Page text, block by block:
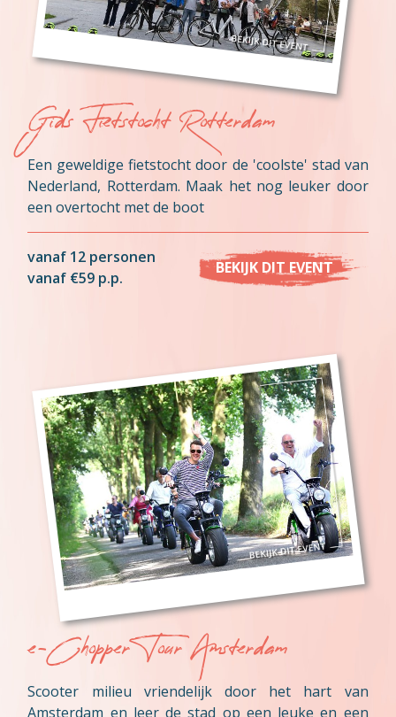
Gids Fietstocht Rotterdam
Een geweldige fietstocht door de 'coolste' stad van
Nederland, Rotterdam. Maak het nog leuker door
een overtocht met de boot
vanaf 12 personen
vanaf €59 p.p.
BEKIJK DIT EVENT
e-Chopper Tour Amsterdam
Scooter milieu vriendelijk door het hart van
Amsterdam en leer de stad op een leuke en een